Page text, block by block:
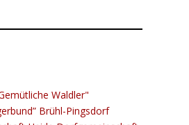
Waldler"
Brühl-Pingsdorf